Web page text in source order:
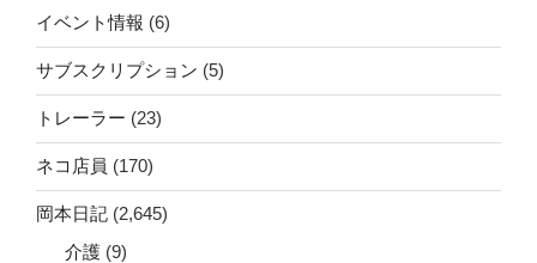
イベント情報 (6)
サブスクリプション (5)
トレーラー (23)
ネコ店員 (170)
岡本日記 (2,645)
介護 (9)